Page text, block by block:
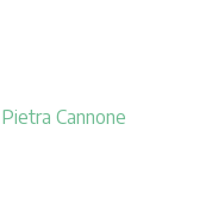
Cannone